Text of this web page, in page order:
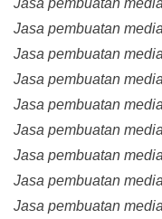
Jasa pembuatan
Jasa pembuatan
Jasa pembuatan
Jasa pembuatan
Jasa pembuatan
Jasa pembuatan
Jasa pembuatan
Jasa pembuatan
Jasa pembuatan